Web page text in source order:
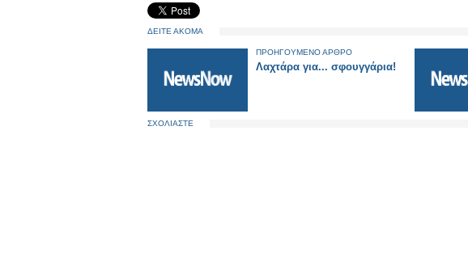
ΔΕΙΤΕ ΑΚΟΜΑ
ΠΡΟΗΓΟΥΜΕΝΟ ΑΡΘΡΟ
Λαχτάρα για... σφουγγάρια!
ΣΧΟΛΙΑΣΤΕ